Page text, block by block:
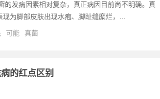
的发病因素相对复杂，真正病因目前尚不明确。真
为脚部皮肤出现水疱、脚趾缝糜烂，...
可能 真菌
的红点区别